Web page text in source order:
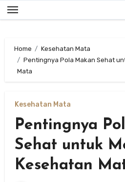
Skip
to
Home
Kesehatan Mata
Pentingnya Pola Makan Sehat
Mata
Kesehatan Mata
Pentingnya
Sehat untuk
Kesehatan